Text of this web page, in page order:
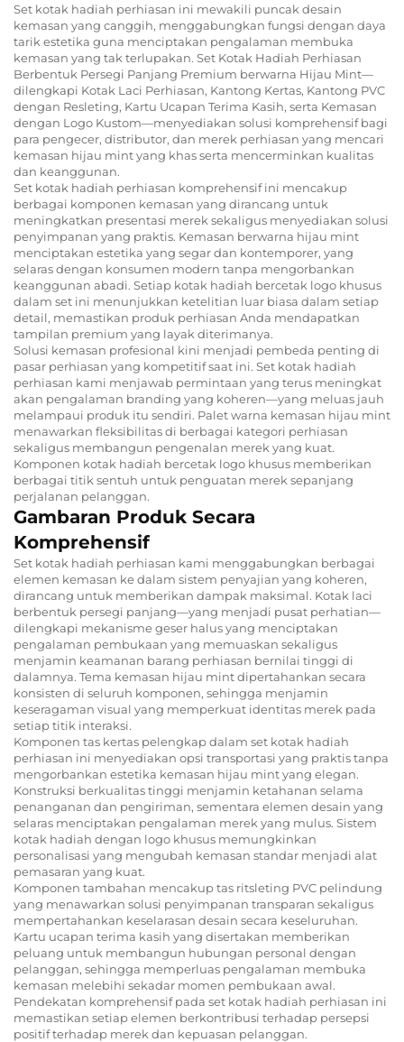
Set kotak hadiah perhiasan ini mewakili puncak desain
kemasan yang canggih, menggabungkan fungsi dengan daya
tarik estetika guna menciptakan pengalaman membuka
kemasan yang tak terlupakan. Set Kotak Hadiah Perhiasan
Berbentuk Persegi Panjang Premium berwarna Hijau Mint—
dilengkapi Kotak Laci Perhiasan, Kantong Kertas, Kantong PVC
dengan Resleting, Kartu Ucapan Terima Kasih, serta Kemasan
dengan Logo Kustom—menyediakan solusi komprehensif bagi
para pengecer, distributor, dan merek perhiasan yang mencari
kemasan hijau mint yang khas serta mencerminkan kualitas
dan keanggunan.
Set kotak hadiah perhiasan komprehensif ini mencakup
berbagai komponen kemasan yang dirancang untuk
meningkatkan presentasi merek sekaligus menyediakan solusi
penyimpanan yang praktis. Kemasan berwarna hijau mint
menciptakan estetika yang segar dan kontemporer, yang
selaras dengan konsumen modern tanpa mengorbankan
keanggunan abadi. Setiap kotak hadiah bercetak logo khusus
dalam set ini menunjukkan ketelitian luar biasa dalam setiap
detail, memastikan produk perhiasan Anda mendapatkan
tampilan premium yang layak diterimanya.
Solusi kemasan profesional kini menjadi pembeda penting di
pasar perhiasan yang kompetitif saat ini. Set kotak hadiah
perhiasan kami menjawab permintaan yang terus meningkat
akan pengalaman branding yang koheren—yang meluas jauh
melampaui produk itu sendiri. Palet warna kemasan hijau mint
menawarkan fleksibilitas di berbagai kategori perhiasan
sekaligus membangun pengenalan merek yang kuat.
Komponen kotak hadiah bercetak logo khusus memberikan
berbagai titik sentuh untuk penguatan merek sepanjang
perjalanan pelanggan.
Gambaran Produk Secara
Komprehensif
Set kotak hadiah perhiasan kami menggabungkan berbagai
elemen kemasan ke dalam sistem penyajian yang koheren,
dirancang untuk memberikan dampak maksimal. Kotak laci
berbentuk persegi panjang—yang menjadi pusat perhatian—
dilengkapi mekanisme geser halus yang menciptakan
pengalaman pembukaan yang memuaskan sekaligus
menjamin keamanan barang perhiasan bernilai tinggi di
dalamnya. Tema kemasan hijau mint dipertahankan secara
konsisten di seluruh komponen, sehingga menjamin
keseragaman visual yang memperkuat identitas merek pada
setiap titik interaksi.
Komponen tas kertas pelengkap dalam set kotak hadiah
perhiasan ini menyediakan opsi transportasi yang praktis tanpa
mengorbankan estetika kemasan hijau mint yang elegan.
Konstruksi berkualitas tinggi menjamin ketahanan selama
penanganan dan pengiriman, sementara elemen desain yang
selaras menciptakan pengalaman merek yang mulus. Sistem
kotak hadiah dengan logo khusus memungkinkan
personalisasi yang mengubah kemasan standar menjadi alat
pemasaran yang kuat.
Komponen tambahan mencakup tas ritsleting PVC pelindung
yang menawarkan solusi penyimpanan transparan sekaligus
mempertahankan keselarasan desain secara keseluruhan.
Kartu ucapan terima kasih yang disertakan memberikan
peluang untuk membangun hubungan personal dengan
pelanggan, sehingga memperluas pengalaman membuka
kemasan melebihi sekadar momen pembukaan awal.
Pendekatan komprehensif pada set kotak hadiah perhiasan ini
memastikan setiap elemen berkontribusi terhadap persepsi
positif terhadap merek dan kepuasan pelanggan.